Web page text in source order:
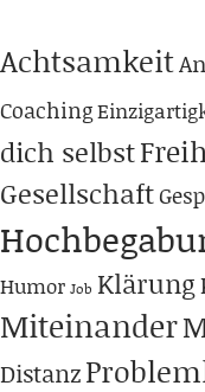
Achtsamkeit
Coaching
dich selbst
Gesellschaft
Humor Job Klärung
Miteinander
Distanz